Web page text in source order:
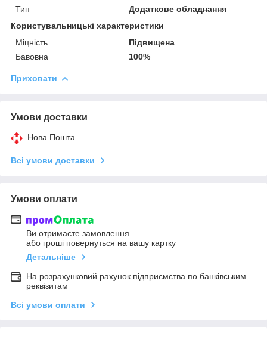
Тип
Додаткове обладнання
Користувальницькі характеристики
Міцність
Підвищена
Бавовна
100%
Приховати
Умови доставки
Нова Пошта
Всі умови доставки
Умови оплати
Ви отримаєте замовлення
або гроші повернуться на вашу картку
Детальніше
На розрахунковий рахунок підприємства по банківським
реквізитам
Всі умови оплати